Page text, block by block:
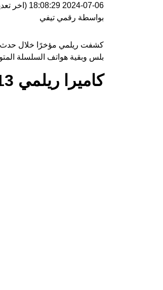
2024-07-06 18:08:29 (اخر
بواسطة رقمي تيفي
بلس وبقية هواتف السلسلة
كاميرا ريلمي 13 برو بلس